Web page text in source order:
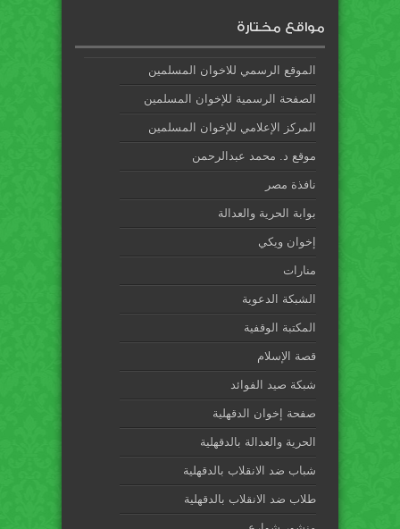
مواقع مختارة
الموقع الرسمي للاخوان المسلمين
الصفحة الرسمية للإخوان المسلمين
المركز الإعلامي للإخوان المسلمين
موقع د. محمد عبدالرحمن
نافذة مصر
بوابة الحرية والعدالة
إخوان ويكي
منارات
الشبكة الدعوية
المكتبة الوقفية
قصة الإسلام
شبكة صيد الفوائد
صفحة إخوان الدقهلية
الحرية والعدالة بالدقهلية
شباب ضد الانقلاب بالدقهلية
طلاب ضد الانقلاب بالدقهلية